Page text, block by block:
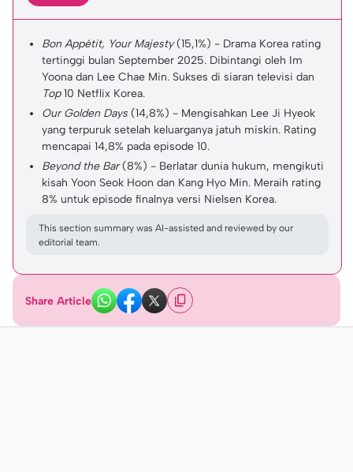
Bon Appétit, Your Majesty(15,1%) - Drama Korea rating
tertinggi bulan September 2025. Dibintangi oleh Im
Yoona dan Lee Chae Min. Sukses di siaran televisi dan
Top10 Netflix Korea.
Our Golden Days (14,8%) - Mengisahkan Lee Ji Hyeok
yang terpuruk setelah keluarganya jatuh miskin. Rating
mencapai 14,8% pada episode 10.
Beyond the Bar(8%) - Berlatar dunia hukum, mengikuti
kisah Yoon Seok Hoon dan Kang Hyo Min. Meraih rating
8% untuk episode finalnya versi Nielsen Korea.
This section summary was AI-assisted and reviewed by our
editorial team.
Share Article